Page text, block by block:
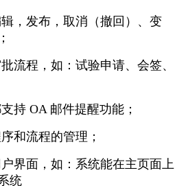
，发布，取消（撤回）、变
流程，如：试验申请、会签、
持 OA 邮件提醒功能；
和流程的管理；
界面，如：系统能在主页面上
统